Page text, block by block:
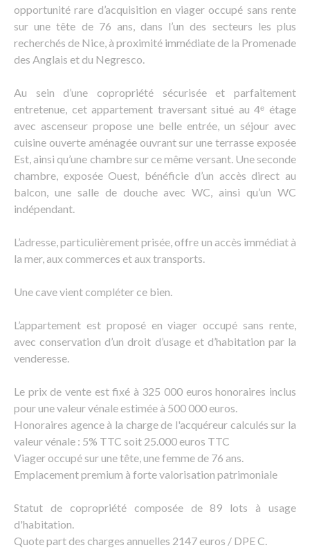
opportunité rare d’acquisition en viager occupé sans rente
sur une tête de 76 ans, dans l’un des secteurs les plus
recherchés de Nice, à proximité immédiate de la Promenade
des Anglais et du Negresco.
Au sein d’une copropriété sécurisée et parfaitement
entretenue, cet appartement traversant situé au 4ᵉ étage
avec ascenseur propose une belle entrée, un séjour avec
cuisine ouverte aménagée ouvrant sur une terrasse exposée
Est, ainsi qu’une chambre sur ce même versant. Une seconde
chambre, exposée Ouest, bénéficie d’un accès direct au
balcon, une salle de douche avec WC, ainsi qu’un WC
indépendant.
L’adresse, particulièrement prisée, offre un accès immédiat à
la mer, aux commerces et aux transports.
Une cave vient compléter ce bien.
L’appartement est proposé en viager occupé sans rente,
avec conservation d’un droit d’usage et d’habitation par la
venderesse.
Le prix de vente est fixé à 325 000 euros honoraires inclus
pour une valeur vénale estimée à 500 000 euros.
Honoraires agence à la charge de l'acquéreur calculés sur la
valeur vénale : 5% TTC soit 25.000 euros TTC
Viager occupé sur une tête, une femme de 76 ans.
Emplacement premium à forte valorisation patrimoniale
Statut de copropriété composée de 89 lots à usage
d'habitation.
Quote part des charges annuelles 2147 euros / DPE C.